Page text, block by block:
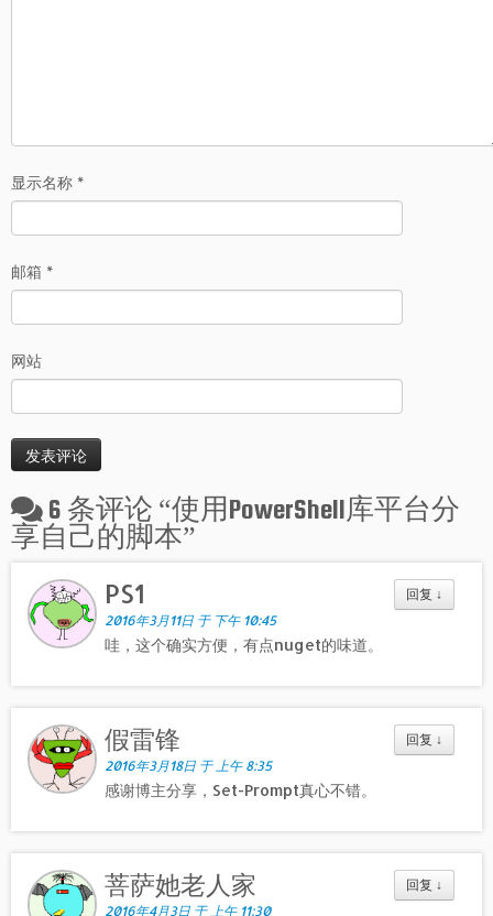
显示名称 *
邮箱 *
网站
6 条评论 “使用PowerShell库平台分
享自己的脚本”
回复 ↓
PS1
2016年3月11日 于 下午 10:45
哇，这个确实方便，有点nuget的味道。
回复 ↓
假雷锋
2016年3月18日 于 上午 8:35
感谢博主分享，Set-Prompt真心不错。
回复 ↓
菩萨她老人家
2016年4月3日 于 上午 11:30